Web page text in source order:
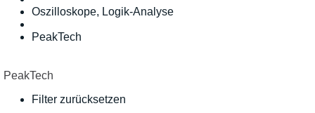
Oszilloskope, Logik-Analyse
PeakTech
PeakTech
Filter zurücksetzen